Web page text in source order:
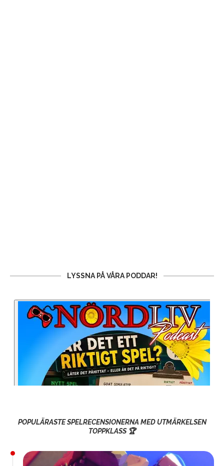
LYSSNA PÅ VÅRA PODDAR!
POPULÄRASTE SPELRECENSIONERNA MED UTMÄRKELSEN
TOPPKLASS 🏆